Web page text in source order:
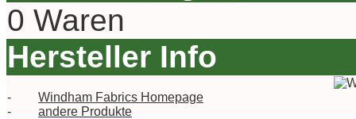
0 Waren
Hersteller Info
-
Windham Fabrics Homepage
-
andere Produkte